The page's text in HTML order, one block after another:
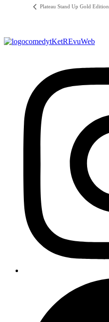
Plateau Stand Up Gold Edition